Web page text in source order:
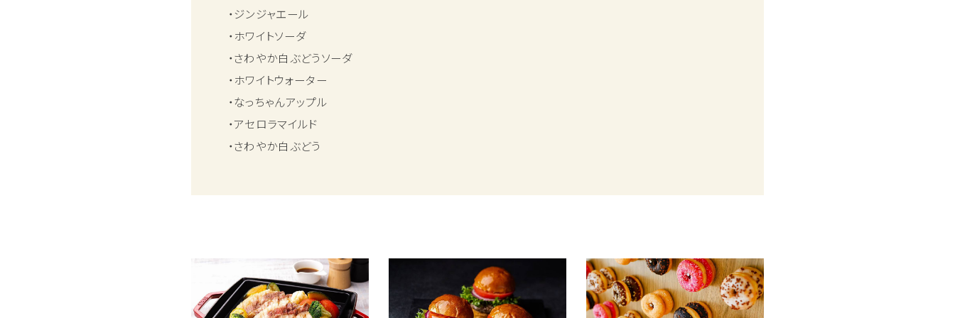
・ジンジャエール
・ホワイトソーダ
・さわやか白ぶどうソーダ
・ホワイトウォーター
・なっちゃんアップル
・アセロラマイルド
・さわやか白ぶどう